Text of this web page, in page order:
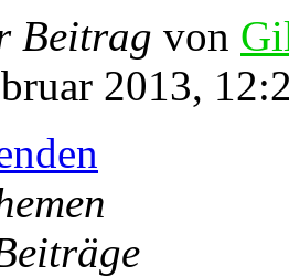
Beitrag von
2013,